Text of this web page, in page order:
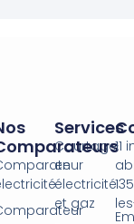
Services
Courtage
en
électricité
et gaz
11